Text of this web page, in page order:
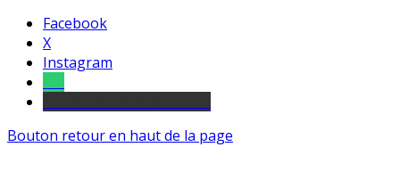
Facebook
X
Instagram
Bouton retour en haut de la page